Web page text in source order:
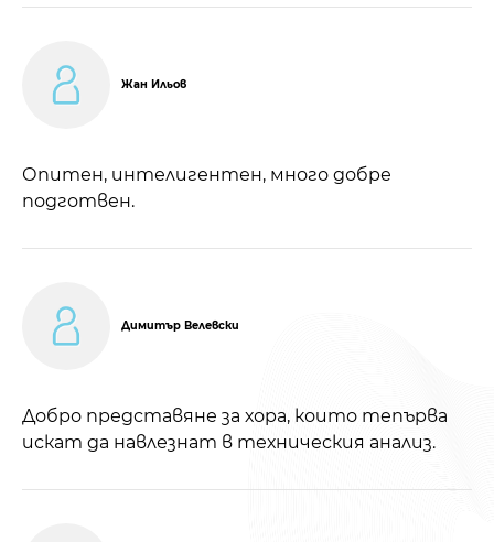
Жан Ильов
Опитен, интелигентен, много добре
подготвен.
Димитър Велевски
Добро представяне за хора, които тепърва
искат да навлезнат в техническия анализ.